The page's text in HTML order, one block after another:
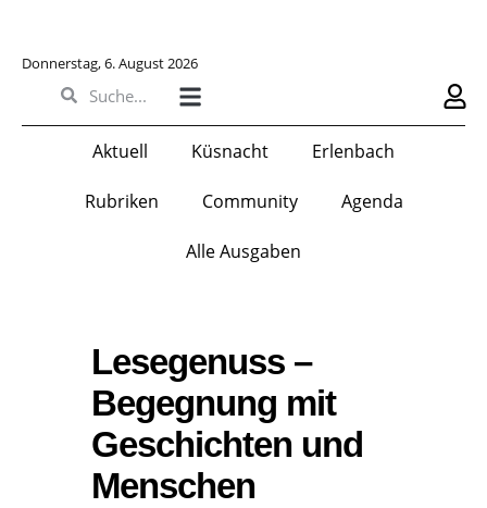
Donnerstag, 6. August 2026
Aktuell Küsnacht Erlenbach
Rubriken Community Agenda
Alle Ausgaben
Lesegenuss –
Begegnung mit
Geschichten und
Menschen